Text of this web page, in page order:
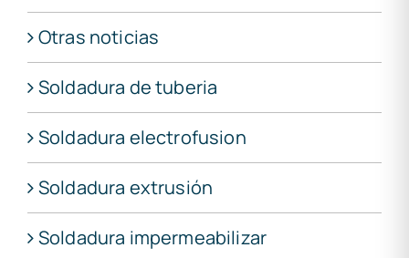
Otras noticias
Soldadura de tuberia
Soldadura electrofusion
Soldadura extrusión
Soldadura impermeabilizar